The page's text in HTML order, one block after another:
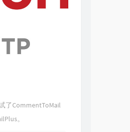
了CommentToMail
。